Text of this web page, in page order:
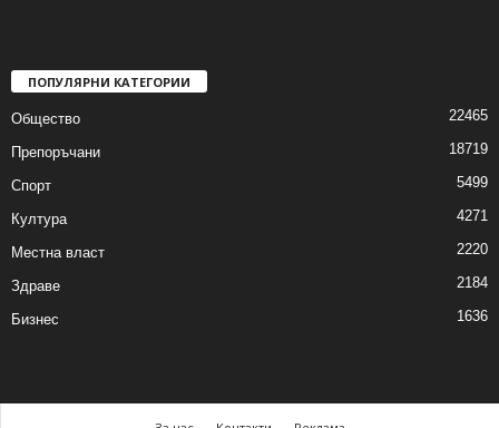
ПОПУЛЯРНИ КАТЕГОРИИ
Общество 22465
Препоръчани 18719
Спорт 5499
Култура 4271
Местна власт 2220
Здраве 2184
Бизнес 1636